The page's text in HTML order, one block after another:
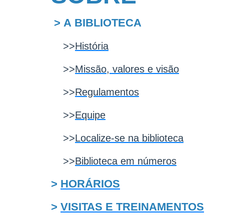
> A BIBLIOTECA
>>História
>>Missão, valores e visão
>>Regulamentos
>>Equipe
>>Localize-se na biblioteca
>>Biblioteca em números
> HORÁRIOS
> VISITAS E TREINAMENTOS